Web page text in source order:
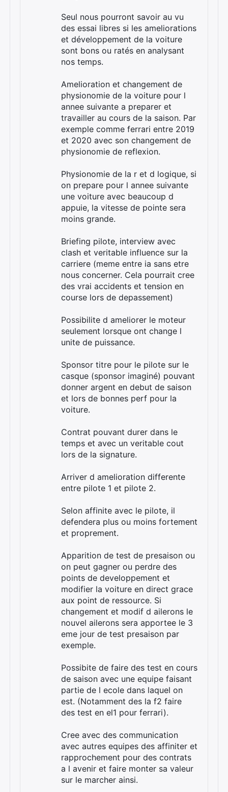
Seul nous pourront savoir au vu
des essai libres si les ameliorations
et développement de la voiture
sont bons ou ratés en analysant
nos temps.
Amelioration et changement de
physionomie de la voiture pour l
annee suivante a preparer et
travailler au cours de la saison. Par
exemple comme ferrari entre 2019
et 2020 avec son changement de
physionomie de reflexion.
Physionomie de la r et d logique, si
on prepare pour l annee suivante
une voiture avec beaucoup d
appuie, la vitesse de pointe sera
moins grande.
Briefing pilote, interview avec
clash et veritable influence sur la
carriere (meme entre ia sans etre
nous concerner. Cela pourrait cree
des vrai accidents et tension en
course lors de depassement)
Possibilite d ameliorer le moteur
seulement lorsque ont change l
unite de puissance.
Sponsor titre pour le pilote sur le
casque (sponsor imaginé) pouvant
donner argent en debut de saison
et lors de bonnes perf pour la
voiture.
Contrat pouvant durer dans le
temps et avec un veritable cout
lors de la signature.
Arriver d amelioration differente
entre pilote 1 et pilote 2.
Selon affinite avec le pilote, il
defendera plus ou moins fortement
et proprement.
Apparition de test de presaison ou
on peut gagner ou perdre des
points de developpement et
modifier la voiture en direct grace
aux point de ressource. Si
changement et modif d ailerons le
nouvel ailerons sera apportee le 3
eme jour de test presaison par
exemple.
Possibite de faire des test en cours
de saison avec une equipe faisant
partie de l ecole dans laquel on
est. (Notamment des la f2 faire
des test en el1 pour ferrari).
Cree avec des communication
avec autres equipes des affiniter et
rapprochement pour des contrats
a l avenir et faire monter sa valeur
sur le marcher ainsi.